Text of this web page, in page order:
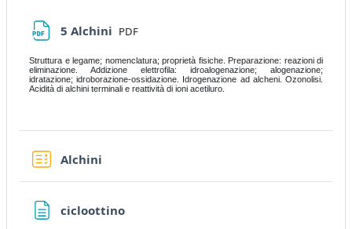
5 Alchini File
PDF
Struttura e legame; nomenclatura; proprietà fisiche. Preparazione: reazioni di
eliminazione. Addizione elettrofila: idroalogenazione; alogenazione;
idratazione; idroborazione-ossidazione. Idrogenazione ad alcheni. Ozonolisi.
Acidità di alchini terminali e reattività di ioni acetiluro.
Alchini
cicloottinoPage